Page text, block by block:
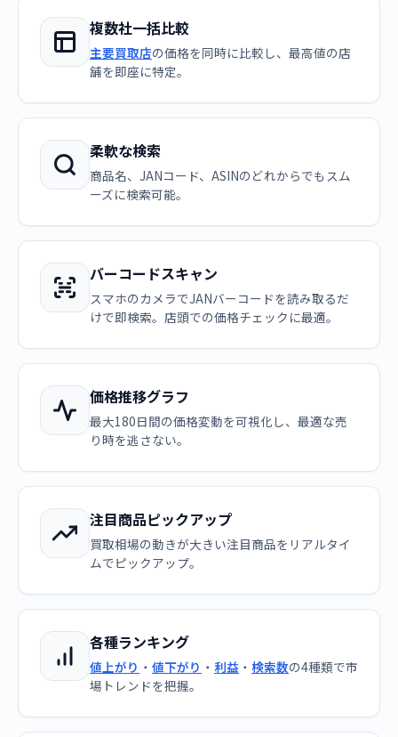
複数社一括比較
主要買取店の価格を同時に比較し、最高値の店
舗を即座に特定。
柔軟な検索
商品名、JANコード、ASINのどれからでもスム
ーズに検索可能。
バーコードスキャン
スマホのカメラでJANバーコードを読み取るだ
けで即検索。店頭での価格チェックに最適。
価格推移グラフ
最大180日間の価格変動を可視化し、最適な売
り時を逃さない。
注目商品ピックアップ
買取相場の動きが大きい注目商品をリアルタイ
ムでピックアップ。
各種ランキング
値上がり ・ 値下がり ・ 利益 ・ 検索数の4種類で市
場トレンドを把握。